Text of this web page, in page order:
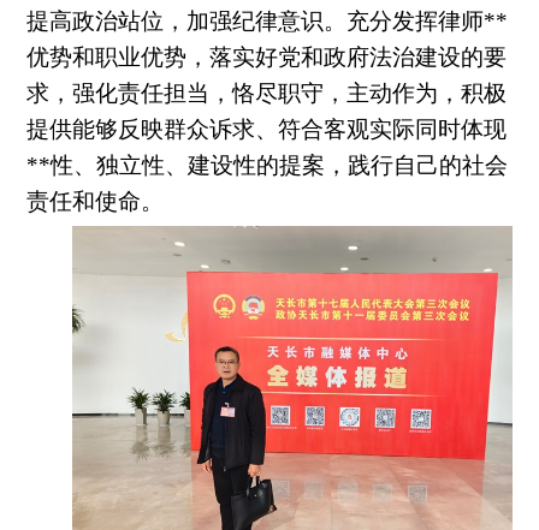
提高政治站位，加强纪律意识。 充分发挥律师**
优势和职业优势，落实好党和政府法治建设的要
求，强化责任担当，恪尽职守，主动作为，积极
提供能够反映群众诉求、符合客观实际同时体现
**性、独立性、建设性的提案，践行自己的社会
责任和使命。